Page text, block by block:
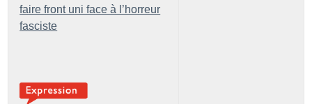
faire front uni face à l’horreur
fasciste